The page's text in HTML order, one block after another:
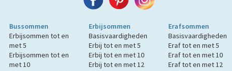
Bussommen
Erbijsommen tot en
met 5
Erbijsommen tot en
met 10
Erbijsommen
Basisvaardigheden
Erbij tot en met 5
Erbij tot en met 10
Erbij tot en met 12
Erafsommen
Basisvaardigheden
Eraf tot en met 5
Eraf tot en met 10
Eraf tot en met 12